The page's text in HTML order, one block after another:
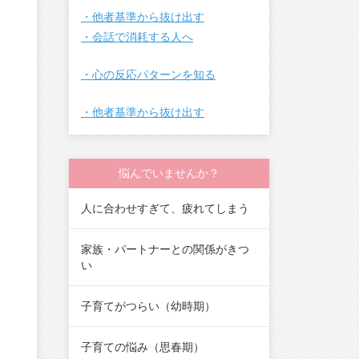
・他者基準から抜け出す
・会話で消耗する人へ
・心の反応パターンを知る
・他者基準から抜け出す
悩んでいませんか？
人に合わせすぎて、疲れてしまう
家族・パートナーとの関係がきつ
い
子育てがつらい（幼時期）
子育ての悩み（思春期）